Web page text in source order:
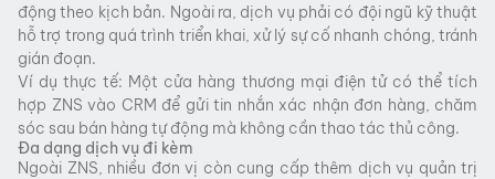
động theo kịch bản. Ngoài ra, dịch vụ phải có đội ngũ kỹ thuật
hỗ trợ trong quá trình triển khai, xử lý sự cố nhanh chóng, tránh
gián đoạn.
Ví dụ thực tế: Một cửa hàng thương mại điện tử có thể tích
hợp ZNS vào CRM để gửi tin nhắn xác nhận đơn hàng, chăm
sóc sau bán hàng tự động mà không cần thao tác thủ công.
Đa dạng dịch vụ đi kèm
Ngoài ZNS, nhiều đơn vị còn cung cấp thêm dịch vụ quản trị